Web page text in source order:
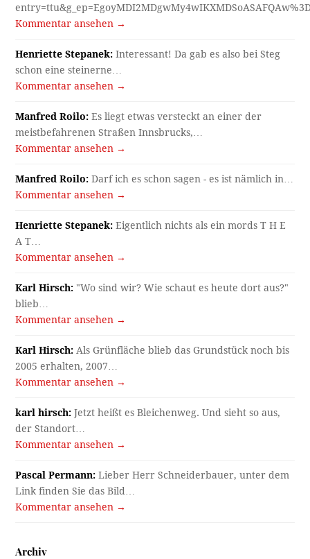
Kommentar ansehen →
Henriette Stepanek: Interessant! Da gab es also bei Steg
schon eine steinerne…
Kommentar ansehen →
Manfred Roilo: Es liegt etwas versteckt an einer der
meistbefahrenen Straßen Innsbrucks,…
Kommentar ansehen →
Manfred Roilo: Darf ich es schon sagen - es ist nämlich in…
Kommentar ansehen →
Henriette Stepanek: Eigentlich nichts als ein mords T H E
A T…
Kommentar ansehen →
Karl Hirsch: "Wo sind wir? Wie schaut es heute dort aus?"
blieb…
Kommentar ansehen →
Karl Hirsch: Als Grünfläche blieb das Grundstück noch bis
2005 erhalten, 2007…
Kommentar ansehen →
karl hirsch: Jetzt heißt es Bleichenweg. Und sieht so aus,
der Standort…
Kommentar ansehen →
Pascal Permann: Lieber Herr Schneiderbauer, unter dem
Link finden Sie das Bild…
Kommentar ansehen →
Archiv